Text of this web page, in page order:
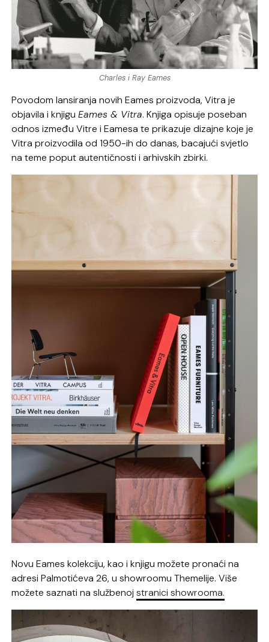
Charles i Ray Eames
Povodom lansiranja novih Eames proizvoda, Vitra je
objavila i knjiguEames & Vitra. Knjiga opisuje poseban
odnos između Vitre i Eamesa te prikazuje dizajne koje je
Vitra proizvodila od 1950-ih do danas, bacajući svjetlo
na teme poput autentičnosti i arhivskih zbirki.
Novu Eames kolekciju, kao i knjigu možete pronaći na
adresi Palmotićeva 26, u showroomu Themelije. Više
možete saznati na službenojstranici showrooma.